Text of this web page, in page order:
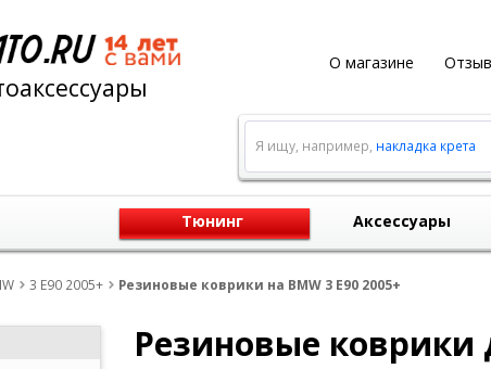
О магазине
Я ищу, например, накладка крета
Тюнинг Аксессуары
3 E90 2005+ Резиновые коврики на BMW 3 E90 2005+
Резиновые коврики